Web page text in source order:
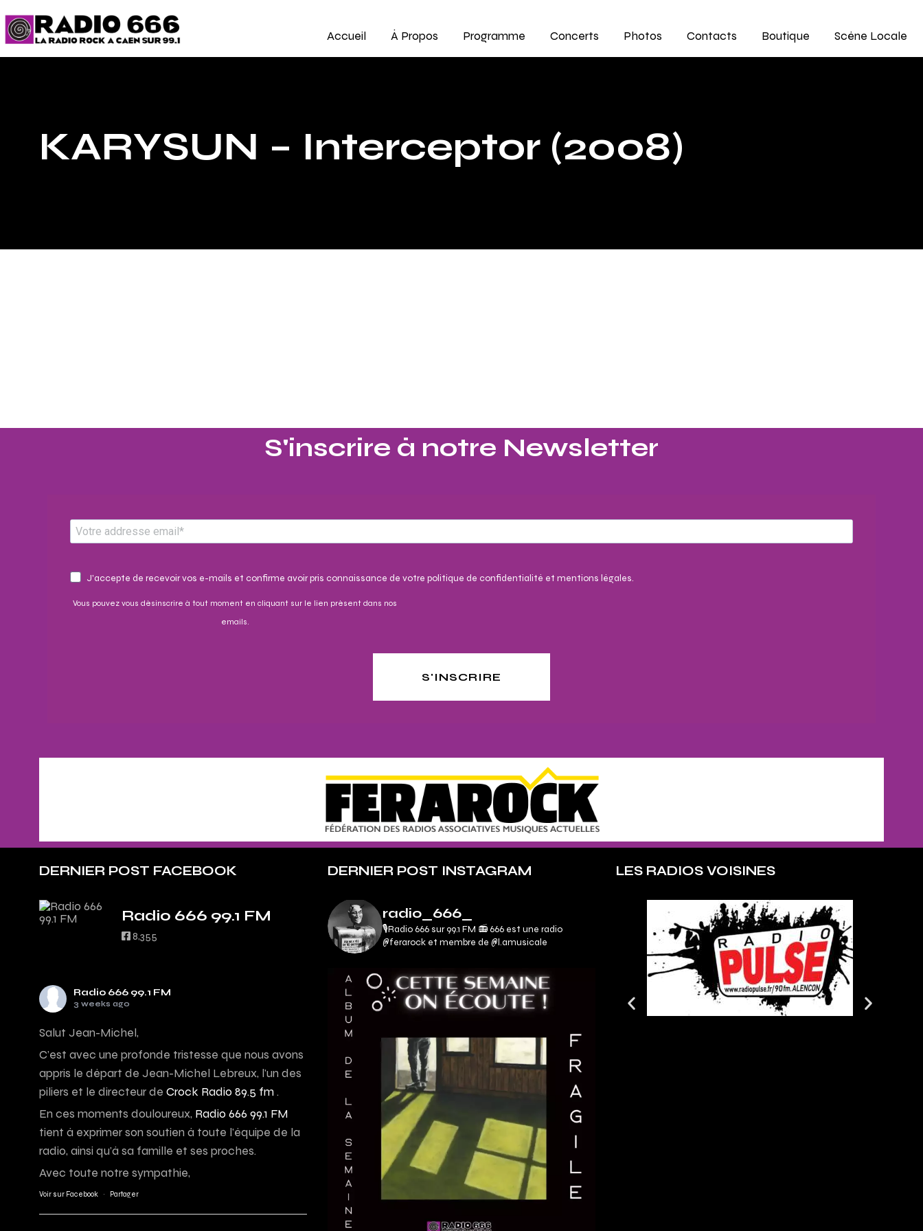
Accueil À Propos Programme Concerts Photos Contacts Boutique Scène Locale
KARYSUN – Interceptor (2008)
S'inscrire à notre Newsletter​
J'accepte de recevoir vos e-mails et confirme avoir pris connaissance de votre politique de confidentialité et mentions légales.
Vous pouvez vous désinscrire à tout moment en cliquant sur le lien présent dans nos
emails.
S'INSCRIRE
DERNIER POST FACEBOOK
Radio 666 99.1 FM
8,355
Radio 666 99.1 FM
3 weeks ago
Salut Jean-Michel,
C’est avec une profonde tristesse que nous avons
appris le départ de Jean-Michel Lebreux, l’un des
piliers et le directeur de Crock Radio 89.5 fm .
En ces moments douloureux, Radio 666 99.1 FM
tient à exprimer son soutien à toute l’équipe de la
radio, ainsi qu’à sa famille et ses proches.
Avec toute notre sympathie,
Voir sur Facebook · Partager
DERNIER POST INSTAGRAM
radio_666_
🎙Radio 666 sur 99.1 FM 📻666 est une radio
@ferarock et membre de @l.amusicale
LES RADIOS VOISINES